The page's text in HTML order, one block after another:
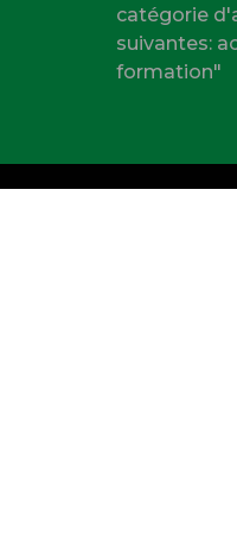
catégorie
suivantes:
formation"